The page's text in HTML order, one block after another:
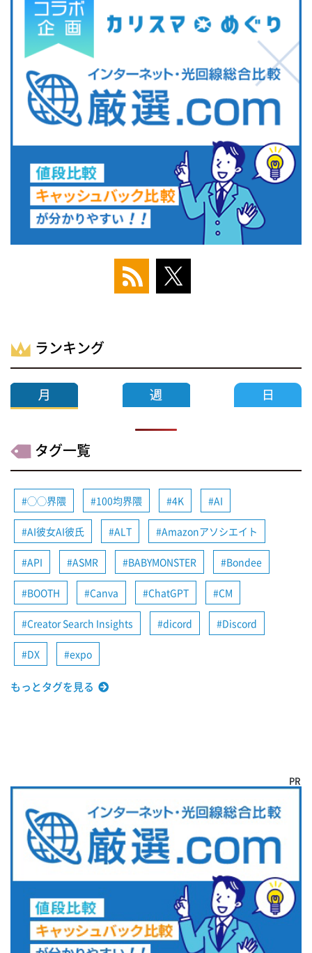
ランキング
タグ一覧
◯◯界隈 100均界隈 4K AI
AI彼女AI彼氏 ALT Amazonアソシエイト
API ASMR BABYMONSTER Bondee
BOOTH Canva ChatGPT CM
Creator Search Insights dicord Discord
DX expo
もっとタグを見る
PR